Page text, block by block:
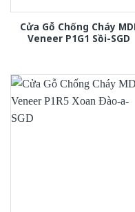
Cửa Gỗ Chống Cháy
Veneer P1G1 Sồi-SGD